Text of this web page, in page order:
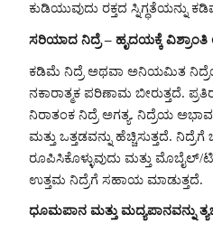
ಕುಡಿಯುವುದು ರಕ್ತದ ಸ್ನಿಗ್ಧತೆಯನ್ನು
ಸರಿಯಾದ ನಿದ್ರೆ – ಹೃದಯಕ್ಕೆ ವಿಶ್ರಾಂತಿ
ಕಡಿಮೆ ನಿದ್ರೆ ಅಥವಾ ಅನಿಯಮಿತ
ನಕಾರಾತ್ಮಕ ಪರಿಣಾಮ ಬೀರುತ್ತದೆ.
ನಿರಾತಂಕ ನಿದ್ರೆ ಅಗತ್ಯ. ನಿದ್ರೆಯ
ಮತ್ತು ಒತ್ತಡವನ್ನು ಹೆಚ್ಚಿಸುತ್ತದೆ.
ರೂಪಿಸಿಕೊಳ್ಳುವುದು ಮತ್ತು
ಉತ್ತಮ ನಿದ್ರೆಗೆ ಸಹಾಯ ಮಾಡುತ್ತದೆ.
ಧೂಮಪಾನ ಮತ್ತು ಮದ್ಯಪಾನವನ್ನು